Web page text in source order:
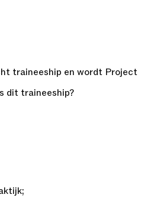
traineeship en wordt Project
dit traineeship?